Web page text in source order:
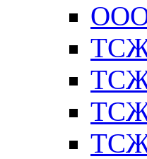
ООО
ТСЖ
ТСЖ
ТСЖ